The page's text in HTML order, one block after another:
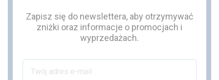
Zapisz się do newslettera, aby otrzymywać
zniżki oraz informacje o promocjach i
wyprzedażach.